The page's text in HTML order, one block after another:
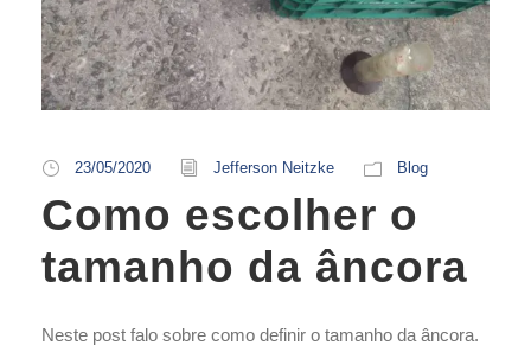
23/05/2020 Jefferson Neitzke Blog
Como escolher o
tamanho da âncora
Neste post falo sobre como definir o tamanho da âncora.